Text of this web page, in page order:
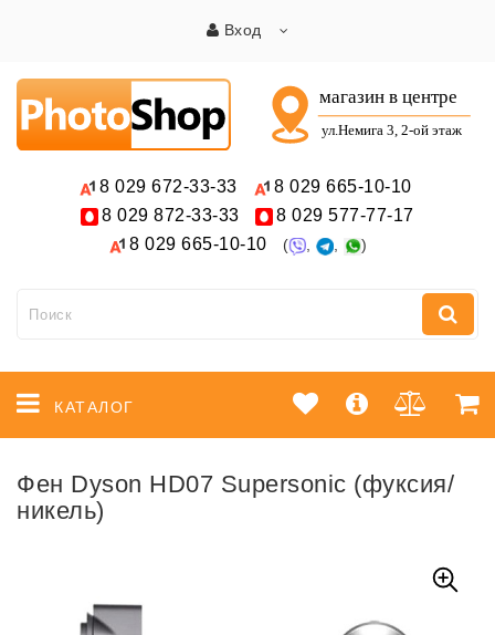
Вход
8 029 672-33-33 8 029 665-10-10
8 029 872-33-33 8 029 577-77-17
8 029 665-10-10 ( , , )
КАТАЛОГ
Фен Dyson HD07 Supersonic (фуксия/
никель)